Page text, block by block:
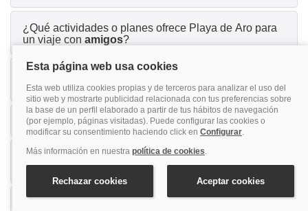
¿Qué actividades o planes ofrece Playa de Aro para
un viaje con amigos?
¿Por qué Playa de Aro es una buena opción para
parejas ?
¿Los hoteles en Playa de Aro aceptanmascotas?
¿Es necesario alquilarcochepara moverse por
Playa de Aro?